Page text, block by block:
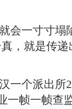
会一寸寸塌
，就是传
一个派出所
一帧一帧查